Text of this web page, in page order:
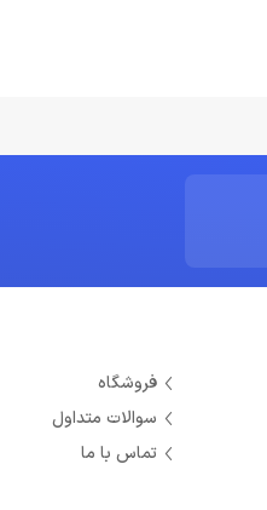
فروشگاه
سوالات متداول
تماس با ما